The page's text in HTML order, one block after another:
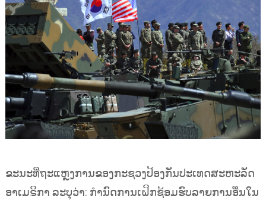
ຂະນະທີ່ຖະແຫຼງການຂອງກະຊວງປ້ອງກັນປະເທດສະຫະລັດ
ອາເມຣິກາ ລະບຸວ່າ: ກຳນົດການເຝິກຊ້ອມຮົບລາຍການອື່ນໃນ